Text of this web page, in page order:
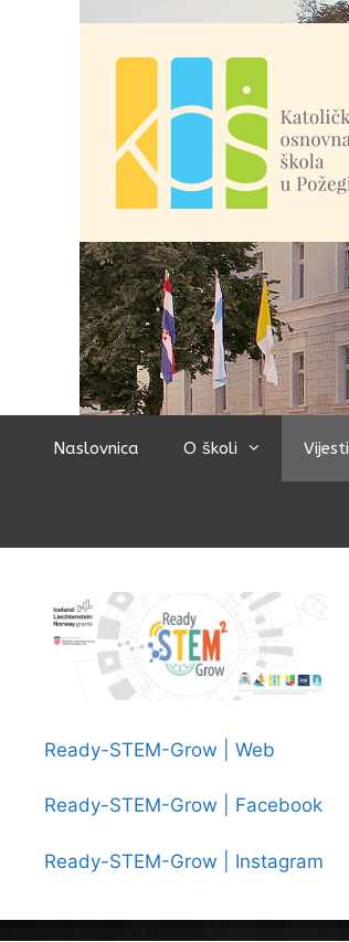
Naslovnica O školi Vijesti
Ready-STEM-Grow | Web
Ready-STEM-Grow | Facebook
Ready-STEM-Grow | Instagram